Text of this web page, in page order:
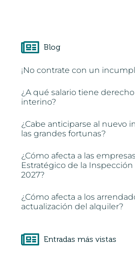
Blog
¡No contrate con un
¿A qué salario tiene
interino?
¿Cabe anticiparse al nuevo
las grandes fortunas?
¿Cómo afecta a las
Estratégico de la Inspección
2027?
¿Cómo afecta a los
actualización del alquiler?
Entradas más vistas